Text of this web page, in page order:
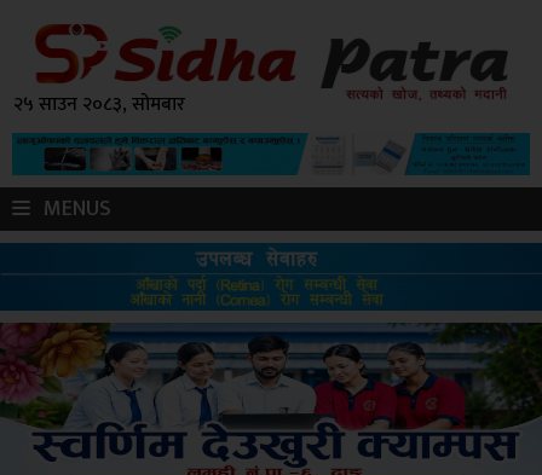
२५ साउन २०८३, सोमबार
MENUS